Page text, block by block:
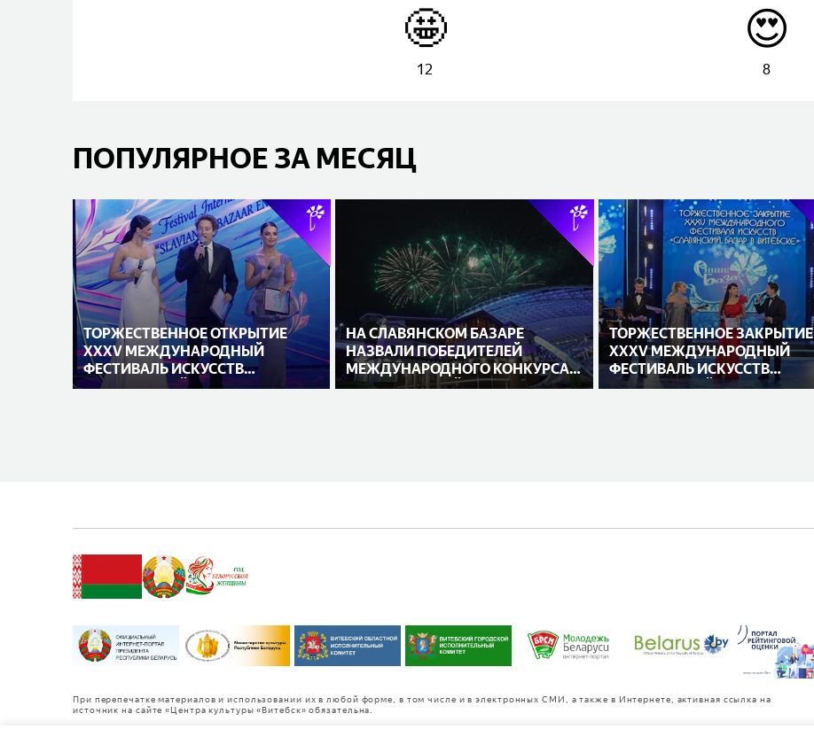
🤩
12
😍
8
ПОПУЛЯРНОЕ ЗА МЕСЯЦ
ТОРЖЕСТВЕННОЕ ОТКРЫТИЕ
XXXV МЕЖДУНАРОДНЫЙ
ФЕСТИВАЛЬ ИСКУССТВ
«СЛАВЯНСКИЙ БАЗАР В
НА СЛАВЯНСКОМ БАЗАРЕ
НАЗВАЛИ ПОБЕДИТЕЛЕЙ
МЕЖДУНАРОДНОГО КОНКУРСА
ИСПОЛНИТЕЛЕЙ
ТОРЖЕСТВЕННОЕ ЗАКРЫТИЕ
XXXV МЕЖДУНАРОДНЫЙ
ФЕСТИВАЛЬ ИСКУССТВ
«СЛАВЯНСКИЙ БАЗАР В
При перепечатке материалов и использовании их в любой форме, в том числе и в электронных СМИ, а также в Интернете, активная ссылка на
источник на сайте «Центра культуры «Витебск» обязательна.